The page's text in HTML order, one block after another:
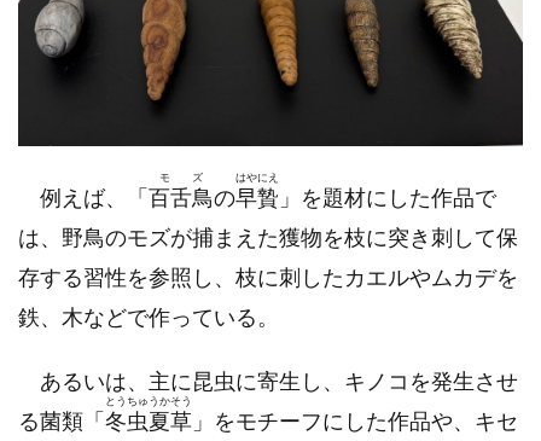
例えば、「百舌鳥
モズ
の早贄
はやにえ
」を題材にした作品で
は、野鳥のモズが捕まえた獲物を枝に突き刺して保
存する習性を参照し、枝に刺したカエルやムカデを
鉄、木などで作っている。
あるいは、主に昆虫に寄生し、キノコを発生させ
る菌類「冬虫夏草
とうちゅうかそう
」をモチーフにした作品や、キセ